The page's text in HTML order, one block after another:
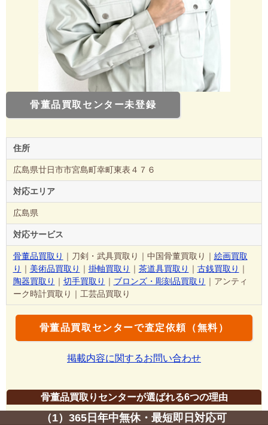
骨董品買取センター未登録
住所
広島県廿日市市宮島町幸町東表４７６
対応エリア
広島県
対応サービス
骨董品買取り ｜刀剣・武具買取り｜中国骨董買取り｜ 絵画買取
り ｜ 美術品買取り ｜ 掛軸買取り ｜ 茶道具買取り ｜ 古銭買取り ｜
陶器買取り ｜ 切手買取り ｜ ブロンズ・彫刻品買取り ｜アンティ
ーク時計買取り｜工芸品買取り
骨董品買取センターで査定依頼（無料）
掲載内容に関するお問い合わせ
骨董品買取りセンターが選ばれる6つの理由
（1）365日年中無休・最短即日対応可